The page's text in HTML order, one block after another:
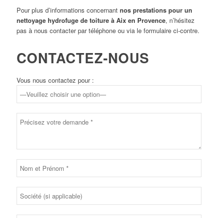
Pour plus d’informations concernant nos prestations pour un
nettoyage hydrofuge de toiture à Aix en Provence, n’hésitez
pas à nous contacter par téléphone ou via le formulaire ci-contre.
CONTACTEZ-NOUS
Vous nous contactez pour :